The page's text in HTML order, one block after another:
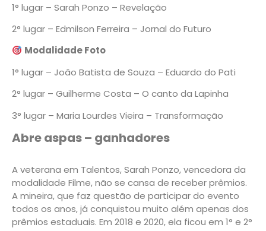
1° lugar – Sarah Ponzo – Revelação
2° lugar – Edmilson Ferreira – Jornal do Futuro
Modalidade Foto
1° lugar – João Batista de Souza – Eduardo do Pati
2° lugar – Guilherme Costa – O canto da Lapinha
3° lugar – Maria Lourdes Vieira – Transformação
Abre aspas – ganhadores
A veterana em Talentos, Sarah Ponzo, vencedora da
modalidade Filme, não se cansa de receber prêmios.
A mineira, que faz questão de participar do evento
todos os anos, já conquistou muito além apenas dos
prêmios estaduais. Em 2018 e 2020, ela ficou em 1° e 2°